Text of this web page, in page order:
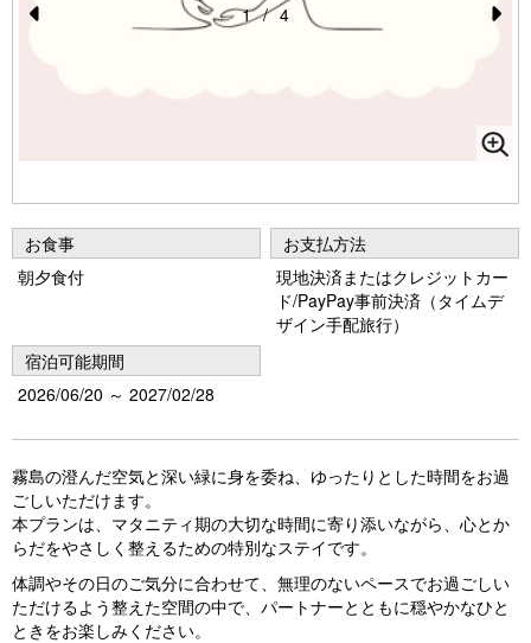
s
1 / 4
お食事
朝夕食付
お支払方法
現地決済またはクレジットカー
ド/PayPay事前決済（タイムデ
ザイン手配旅行）
宿泊可能期間
2026/06/20 ～ 2027/02/28
霧島の澄んだ空気と深い緑に身を委ね、ゆったりとした時間をお過
ごしいただけます。
本プランは、マタニティ期の大切な時間に寄り添いながら、心とか
らだをやさしく整えるための特別なステイです。
体調やその日のご気分に合わせて、無理のないペースでお過ごしい
ただけるよう整えた空間の中で、パートナーとともに穏やかなひと
ときをお楽しみください。